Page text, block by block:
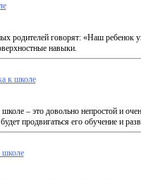
родителей говорят: «Наш ребенок
навыки.
к школе
– это довольно непростой и
продвигаться его обучение и
школе